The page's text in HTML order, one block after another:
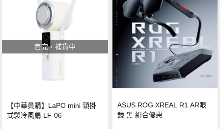
售完，補貨中
【中華員購】LaPO mini 頸掛
式製冷風扇 LF-06
ASUS ROG XREAL R1 AR眼
鏡 黑 組合優惠